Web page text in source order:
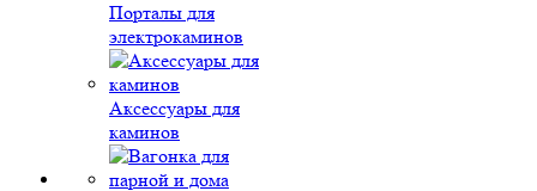
Порталы для
электрокаминов
Аксессуары для
каминов